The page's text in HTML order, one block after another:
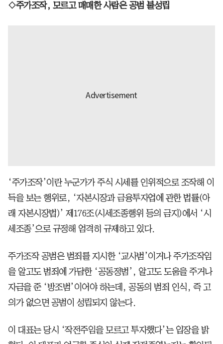
◇주가조작, 모르고 매매한 사람은 공범 불성립
‘주가조작’이란 누군가가 주식 시세를 인위적으로 조작해 이
득을 보는 행위로, ‘자본시장과 금융투자업에 관한 법률(아
래 자본시장법)’ 제176조(시세조종행위 등의 금지)에서 ‘시
세조종’으로 규정해 엄격히 규제하고 있다.
주가조작 공범은 범죄를 지시한 ‘교사범’이거나 주가조작임
을 알고도 범죄에 가담한 ‘공동정범’, 알고도 도움을 주거나
자금을 준 ‘방조범’이어야 하는데, 공동의 범죄 인식, 즉 고
의가 없으면 공범이 성립되지 않는다.
이 대표는 당시 ‘작전주임을 모르고 투자했다’는 입장을 밝